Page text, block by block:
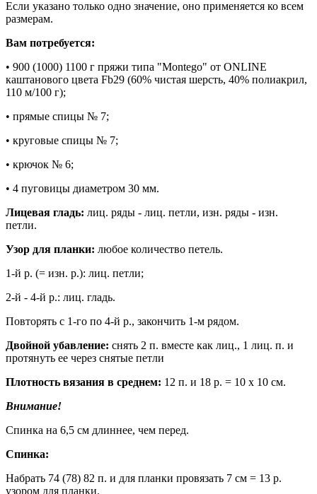
Если указано только одно значение, оно применяется ко всем
размерам.
Вам потребуется:
• 900 (1000) 1100 г пряжи типа "Montego" от ONLINE
каштанового цвета Fb29 (60% чистая шерсть, 40% полиакрил,
110 м/100 г);
• прямые спицы № 7;
• круговые спицы № 7;
• крючок № 6;
• 4 пуговицы диаметром 30 мм.
Лицевая гладь: лиц. ряды - лиц. петли, изн. ряды - изн.
петли.
Узор для планки: любое количество петель.
1-й р. (= изн. р.): лиц. петли;
2-й - 4-й р.: лиц. гладь.
Повторять с 1-го по 4-й р., закончить 1-м рядом.
Двойной убавление: снять 2 п. вместе как лиц., 1 лиц. п. и
протянуть ее через снятые петли
Плотность вязания в среднем: 12 п. и 18 р. = 10 х 10 см.
Внимание!
Спинка на 6,5 см длиннее, чем перед.
Спинка:
Набрать 74 (78) 82 п. и для планки провязать 7 см = 13 р.
узором для планки.